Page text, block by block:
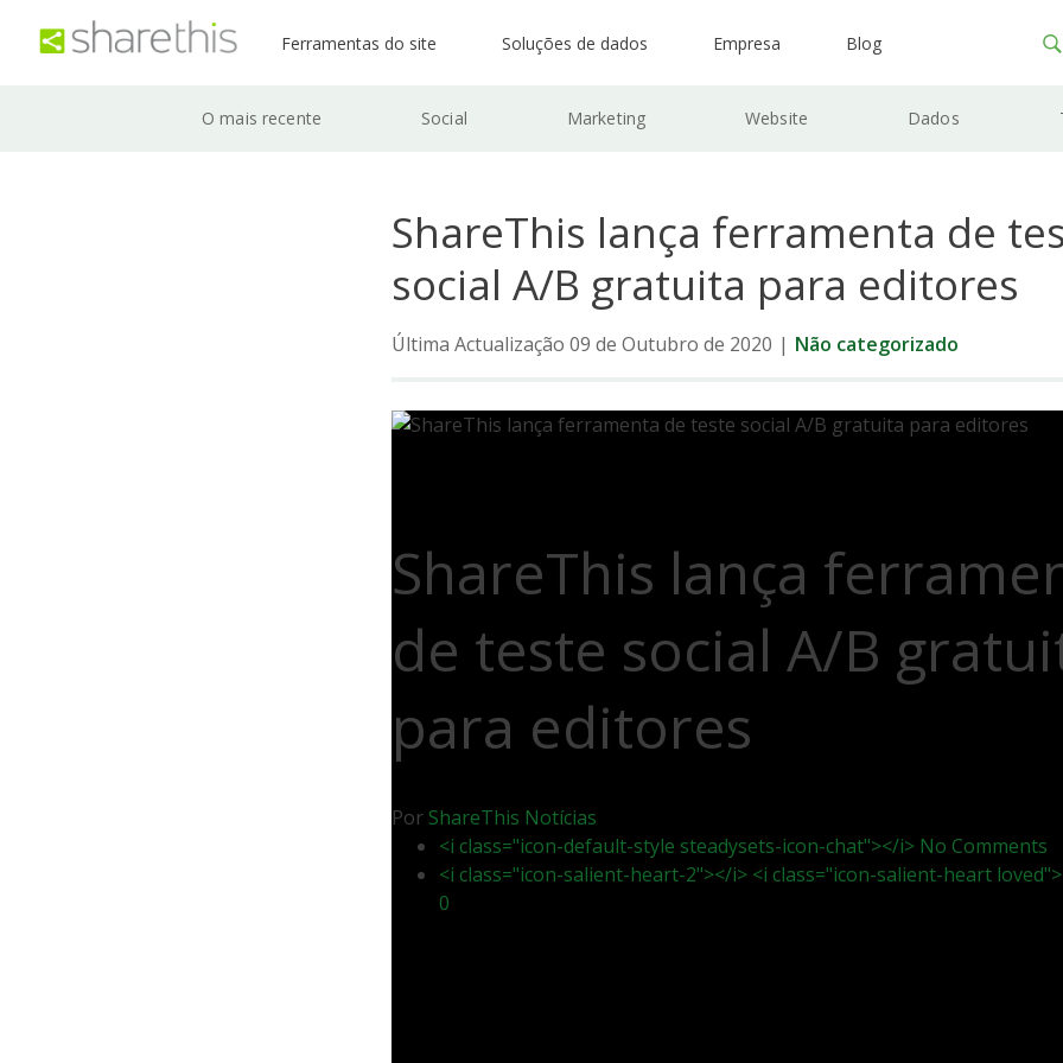
Ferramentas do site Soluções de dados Empresa Blog
O mais recente Social Marketing Website Dados
ShareThis lança ferramenta de
social A/B gratuita para editores
Última Actualização 09 de Outubro de 2020 | Não categorizado
ShareThis lança
de teste social A/B
para editores
Por ShareThis Notícias
<i class="icon-default-style steadysets-icon-chat"></i> No Comments
<i class="icon-salient-heart-2"></i> <i class="icon-salient-heart
0